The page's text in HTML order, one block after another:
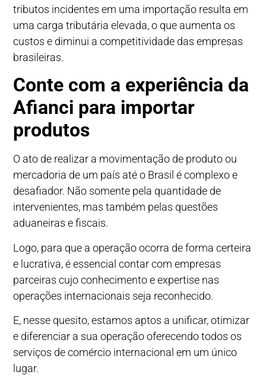
tributos incidentes em uma importação resulta em
uma carga tributária elevada, o que aumenta os
custos e diminui a competitividade das empresas
brasileiras.
Conte com a experiência da
Afianci para importar
produtos
O ato de realizar a movimentação de produto ou
mercadoria de um país até o Brasil é complexo e
desafiador. Não somente pela quantidade de
intervenientes, mas também pelas questões
aduaneiras e fiscais.
Logo, para que a operação ocorra de forma certeira
e lucrativa, é essencial contar com empresas
parceiras cujo conhecimento e expertise nas
operações internacionais seja reconhecido.
E, nesse quesito, estamos aptos a unificar, otimizar
e diferenciar a sua operação oferecendo todos os
serviços de comércio internacional em um único
lugar.